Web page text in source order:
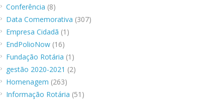
Conferência (8)
Data Comemorativa (307)
Empresa Cidadã (1)
EndPolioNow (16)
Fundação Rotária (1)
gestão 2020-2021 (2)
Homenagem (263)
Informação Rotária (51)